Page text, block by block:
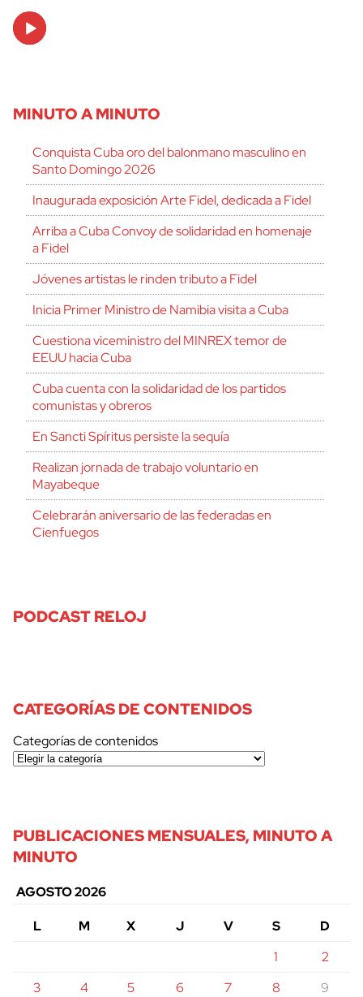
Audio
Player
MINUTO A MINUTO
Conquista Cuba oro del balonmano masculino en
Santo Domingo 2026
Inaugurada exposición Arte Fidel, dedicada a Fidel
Arriba a Cuba Convoy de solidaridad en homenaje
a Fidel
Jóvenes artistas le rinden tributo a Fidel
Inicia Primer Ministro de Namibia visita a Cuba
Cuestiona viceministro del MINREX temor de
EEUU hacia Cuba
Cuba cuenta con la solidaridad de los partidos
comunistas y obreros
En Sancti Spíritus persiste la sequía
Realizan jornada de trabajo voluntario en
Mayabeque
Celebrarán aniversario de las federadas en
Cienfuegos
PODCAST RELOJ
CATEGORÍAS DE CONTENIDOS
Categorías de contenidos
PUBLICACIONES MENSUALES, MINUTO A
MINUTO
AGOSTO 2026
L
M X J V S
D
1
2
3
4 5 6 7 8
9